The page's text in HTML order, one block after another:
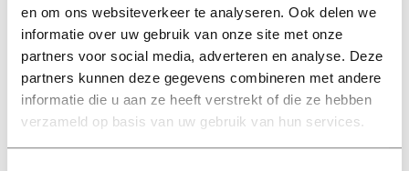
en om ons websiteverkeer te analyseren. Ook delen we
informatie over uw gebruik van onze site met onze
partners voor social media, adverteren en analyse. Deze
partners kunnen deze gegevens combineren met andere
informatie die u aan ze heeft verstrekt of die ze hebben
verzameld op basis van uw gebruik van hun services.
Nieuws
TiSEM wil promotiestudenten
19 februari 2015
Nieuws